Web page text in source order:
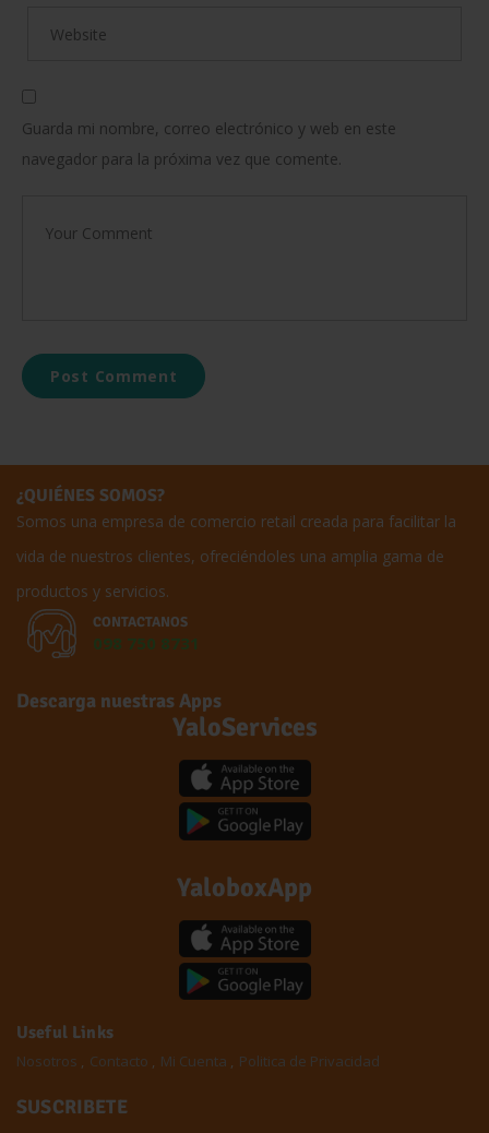
Guarda mi nombre, correo electrónico y web en este
navegador para la próxima vez que comente.
¿QUIÉNES SOMOS?
Somos una empresa de comercio retail creada para facilitar la
vida de nuestros clientes, ofreciéndoles una amplia gama de
productos y servicios.
CONTACTANOS
098 750 8731
Descarga nuestras Apps
YaloServices
YaloboxApp
Useful Links
Nosotros Contacto Mi Cuenta Politica de Privacidad
SUSCRIBETE